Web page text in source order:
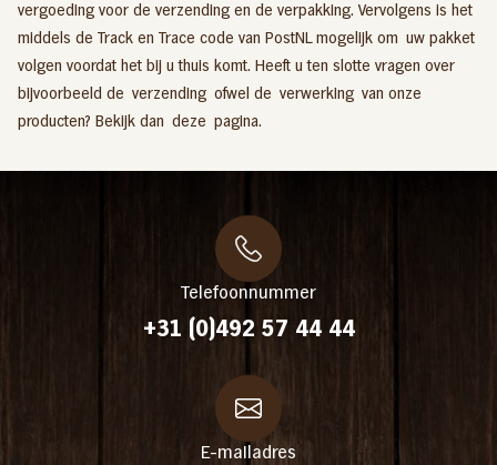
vergoeding voor de verzending en de verpakking. Vervolgens is het
middels de Track en Trace code van PostNL mogelijk om uw pakket
volgen voordat het bij u thuis komt. Heeft u ten slotte vragen over
bijvoorbeeld de verzending ofwel de verwerking van onze
producten? Bekijk dan deze pagina.
+31 (0)492 57 44 44
Telefoonnummer
E-mailadres